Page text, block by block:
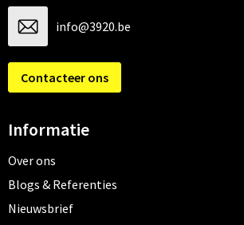
info@3920.be
Contacteer ons
Informatie
Over ons
Blogs & Referenties
Nieuwsbrief